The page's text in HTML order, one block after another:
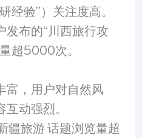
经验”）关注度高。
发布的“川西旅行攻
超5000次。
富，用户对自然风
动强烈。
疆旅游 话题浏览量超